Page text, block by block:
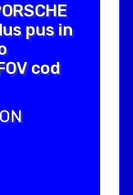
pus in
cod